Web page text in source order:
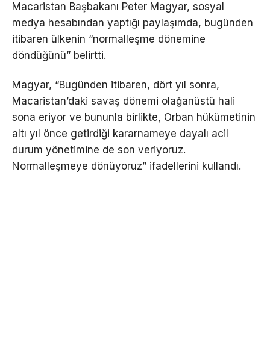
Macaristan Başbakanı Peter Magyar, sosyal
medya hesabından yaptığı paylaşımda, bugünden
itibaren ülkenin “normalleşme dönemine
döndüğünü” belirtti.
Magyar, “Bugünden itibaren, dört yıl sonra,
Macaristan’daki savaş dönemi olağanüstü hali
sona eriyor ve bununla birlikte, Orban hükümetinin
altı yıl önce getirdiği kararnameye dayalı acil
durum yönetimine de son veriyoruz.
Normalleşmeye dönüyoruz” ifadellerini kullandı.